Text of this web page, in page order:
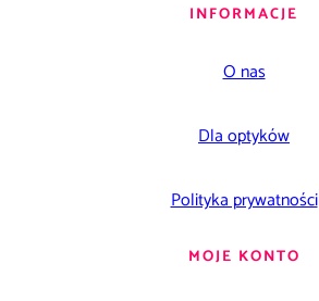
INFORMACJE
O nas
Dla optyków
Polityka prywatności
MOJE KONTO